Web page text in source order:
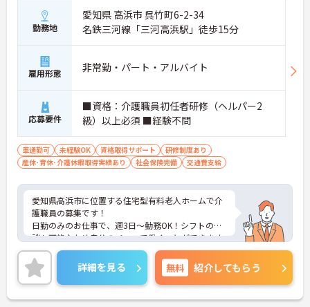
勤務地
愛知県 高浜市 呉竹町6-2-34
名鉄三河線「三河高浜駅」徒歩15分
雇用形態 非常勤・パート・アルバイト
応募要件
■資格：介護職員初任者研修（ヘルパー2
級）以上必須 ■経験不問
車通勤可 未経験OK 資格取得サポート
研修制度あり
産休･育休･介護休暇取得実績あり
社会保険完備 交通費支給
愛知県高浜市に位置する住宅型有料老人ホームで介
護職員の募集です！
日勤のみのお仕事で、週3日～勤務OK！シフトの相
談も可能なため自分のペースで働くことができます
◎無料駐車場もある為マイカーでの通勤も楽々♪丁
寧な研修とフォロー体制で、経験に関わらず安心し
てスタートできます。
こちらの求人にご興味がございましたら面接のポイ
ントもお伝えしますので是非ご応募お待ちしており
詳細を見る 無料 紹介してもらう